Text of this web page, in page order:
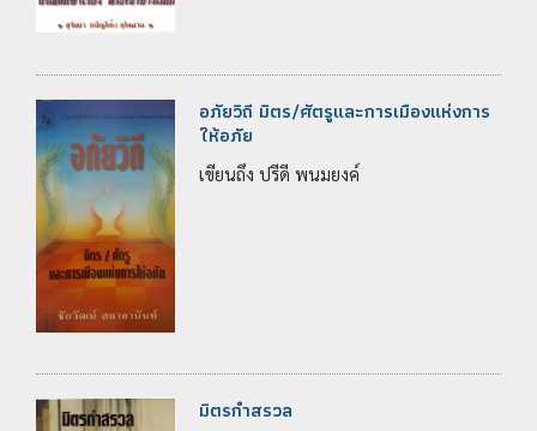
อภัยวิถี มิตร/ศัตรูและการเมืองแห่งการ
ให้อภัย
เขียนถึง ปรีดี พนมยงค์
มิตรกำสรวล